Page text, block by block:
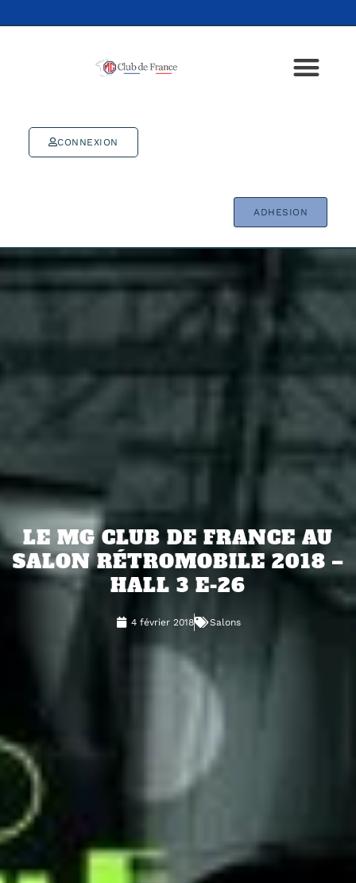
CONNEXION
ADHESION
LE MG CLUB DE FRANCE AU
SALON RÉTROMOBILE 2018 –
HALL 3 E-26
4 février 2018 Salons